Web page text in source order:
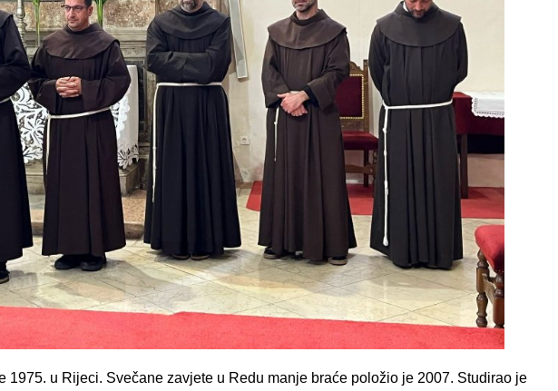
1975. u Rijeci. Svečane zavjete u Redu manje braće položio je 2007. Studirao je